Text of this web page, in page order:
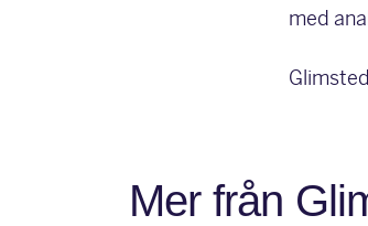
med
Mer från